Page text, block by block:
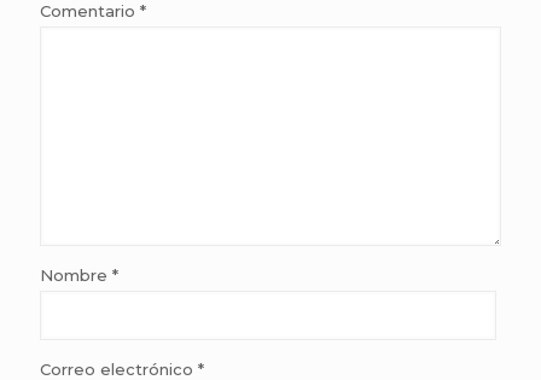
Comentario *
Nombre *
Correo electrónico *